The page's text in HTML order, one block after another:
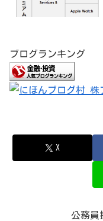
ブログランキング
X
公務員